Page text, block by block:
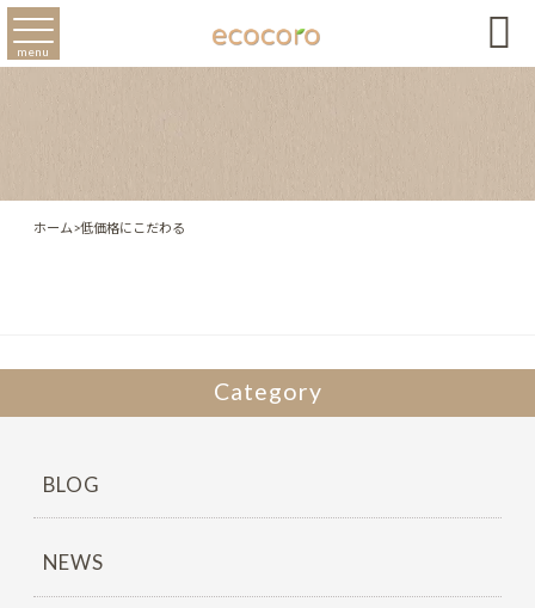
menu 
ホーム>低価格にこだわる
Category
BLOG
NEWS